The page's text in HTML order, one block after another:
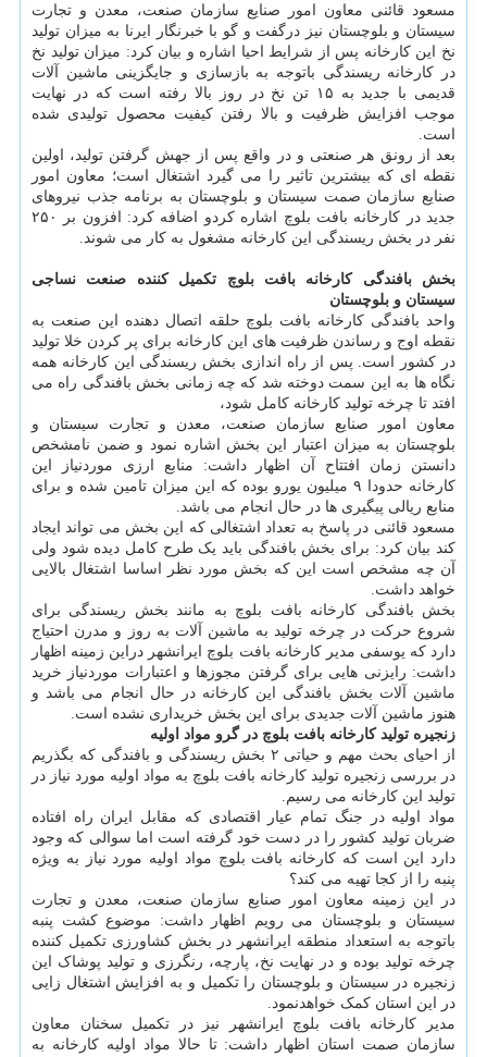
مسعود قائنی معاون امور صنایع سازمان صنعت، معدن و تجارت
سیستان و بلوچستان نیز درگفت و گو با خبرنگار ایرنا به میزان تولید
نخ این کارخانه پس از شرایط احیا اشاره و بیان کرد: میزان تولید نخ
در کارخانه ریسندگی باتوجه به بازسازی و جایگزینی ماشین آلات
قدیمی با جدید به ۱۵ تن نخ در روز بالا رفته است که در نهایت
موجب افزایش ظرفیت و بالا رفتن کیفیت محصول تولیدی شده
است.
بعد از رونق هر صنعتی و در واقع پس از جهش گرفتن تولید، اولین
نقطه ای که بیشترین تاثیر را می گیرد اشتغال است؛ معاون امور
صنایع سازمان صمت سیستان و بلوچستان به برنامه جذب نیروهای
جدید در کارخانه بافت بلوچ اشاره کردو اضافه کرد: افزون بر ۲۵۰
نفر در بخش ریسندگی این کارخانه مشغول به کار می شوند.
بخش بافندگی کارخانه بافت بلوچ تکمیل کننده صنعت نساجی
سیستان و بلوچستان
واحد بافندگی کارخانه بافت بلوچ حلقه اتصال دهنده این صنعت به
نقطه اوج و رساندن ظرفیت های این کارخانه برای پر کردن خلا تولید
در کشور است. پس از راه اندازی بخش ریسندگی این کارخانه همه
نگاه ها به این سمت دوخته شد که چه زمانی بخش بافندگی راه می
افتد تا چرخه تولید کارخانه کامل شود،
معاون امور صنایع سازمان صنعت، معدن و تجارت سیستان و
بلوچستان به میزان اعتبار این بخش اشاره نمود و ضمن نامشخص
دانستن زمان افتتاح آن اظهار داشت: منابع ارزی موردنیاز این
کارخانه حدودا ۹ میلیون یورو بوده که این میزان تامین شده و برای
منابع ریالی پیگیری ها در حال انجام می باشد.
مسعود قائنی در پاسخ به تعداد اشتغالی که این بخش می تواند ایجاد
کند بیان کرد: برای بخش بافندگی باید یک طرح کامل دیده شود ولی
آن چه مشخص است این که بخش مورد نظر اساسا اشتغال بالایی
خواهد داشت.
بخش بافندگی کارخانه بافت بلوچ به مانند بخش ریسندگی برای
شروع حرکت در چرخه تولید به ماشین آلات به روز و مدرن احتیاج
دارد که یوسفی مدیر کارخانه بافت بلوچ ایرانشهر دراین زمینه اظهار
داشت: رایزنی هایی برای گرفتن مجوزها و اعتبارات موردنیاز خرید
ماشین آلات بخش بافندگی این کارخانه در حال انجام می باشد و
هنوز ماشین آلات جدیدی برای این بخش خریداری نشده است.
زنجیره تولید کارخانه بافت بلوچ در گرو مواد اولیه
از احیای بحث مهم و حیاتی ۲ بخش ریسندگی و بافندگی که بگذریم
در بررسی زنجیره تولید کارخانه بافت بلوچ به مواد اولیه مورد نیاز در
تولید این کارخانه می رسیم.
مواد اولیه در جنگ تمام عیار اقتصادی که مقابل ایران راه افتاده
ضربان تولید کشور را در دست خود گرفته است اما سوالی که وجود
دارد این است که کارخانه بافت بلوچ مواد اولیه مورد نیاز به ویژه
پنبه را از کجا تهیه می کند؟
در این زمینه معاون امور صنایع سازمان صنعت، معدن و تجارت
سیستان و بلوچستان می رویم اظهار داشت: موضوع کشت پنبه
باتوجه به استعداد منطقه ایرانشهر در بخش کشاورزی تکمیل کننده
چرخه تولید بوده و در نهایت نخ، پارچه، رنگرزی و تولید پوشاک این
زنجیره در سیستان و بلوچستان را تکمیل و به افزایش اشتغال زایی
در این استان کمک خواهدنمود.
مدیر کارخانه بافت بلوچ ایرانشهر نیز در تکمیل سخنان معاون
سازمان صمت استان اظهار داشت: تا حالا مواد اولیه کارخانه به